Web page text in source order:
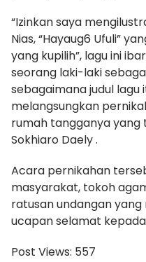
“Izinkan saya
Nias, “Hayaug6 Ufuli”
yang kupilih”, lagu ini
seorang laki-laki
sebagaimana judul lagu
melangsungkan
rumah tangganya yang
Sokhiaro Daely .
Acara pernikahan
masyarakat, tokoh
ratusan undangan
ucapan selamat
Post Views: 557